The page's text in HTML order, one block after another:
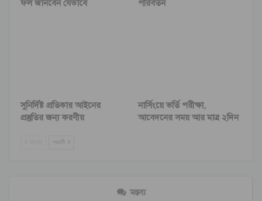
ফল জানবেন যেভাবে
পরিবর্তন
সুনির্দিষ্ট প্রতিকার আইনের
প্রস্তুতির জন্য করণীয়
নার্সিংয়ে ভর্তি পরীক্ষা,
আবেদনের সময় আর মাত্র ২দিন
পরবর্তী
মন্তব্য